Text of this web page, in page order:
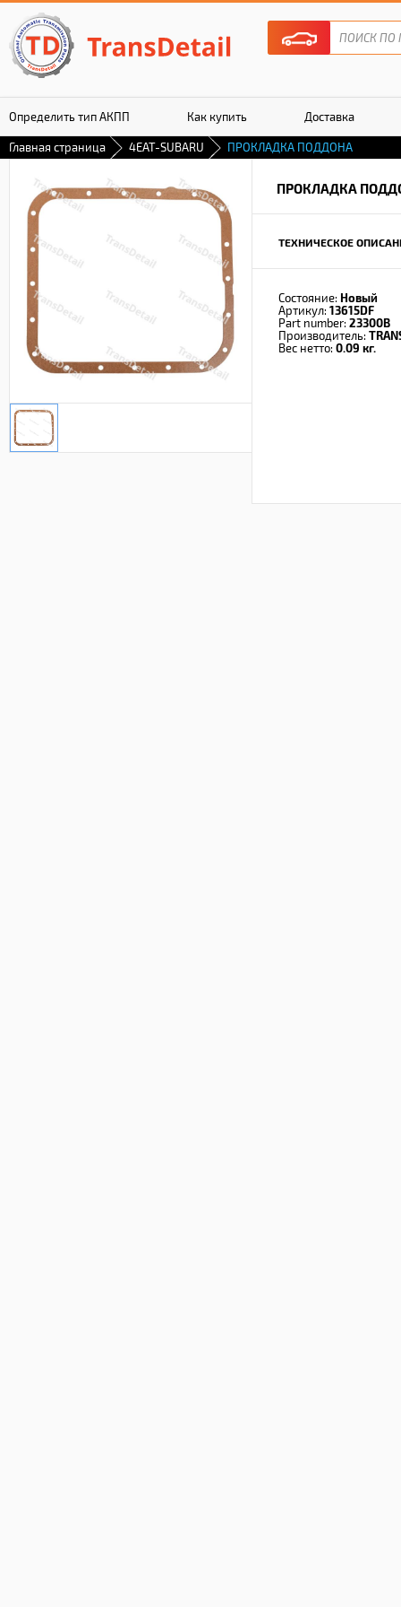
Определить тип АКПП Как купить Доставка
Гарантия
Главная страница 4EAT-SUBARU ПРОКЛАДКА ПОДДОНА
ПРОКЛАДКА
ТЕХНИЧЕСКОЕ
Состояние: Новый
Артикул: 13615DF
Part number: 23300B
Производитель:
Вес нетто: 0.09 кг.